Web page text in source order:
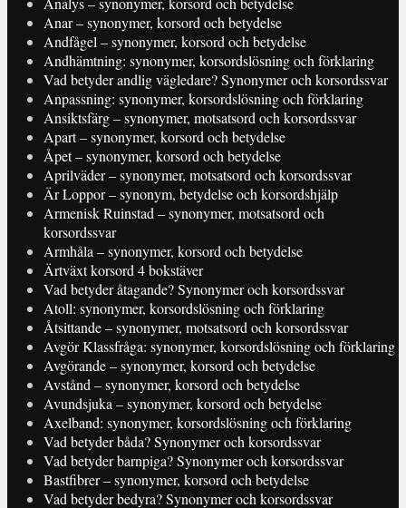
Anar – synonymer, korsord och betydelse
Andfågel – synonymer, korsord och betydelse
Andhämtning: synonymer, korsordslösning och förklaring
Vad betyder andlig vägledare? Synonymer och korsordssvar
Anpassning: synonymer, korsordslösning och förklaring
Ansiktsfärg – synonymer, motsatsord och korsordssvar
Apart – synonymer, korsord och betydelse
Åpet – synonymer, korsord och betydelse
Aprilväder – synonymer, motsatsord och korsordssvar
Är Loppor – synonym, betydelse och korsordshjälp
Armenisk Ruinstad – synonymer, motsatsord och
korsordssvar
Armhåla – synonymer, korsord och betydelse
Ärtväxt korsord 4 bokstäver
Vad betyder åtagande? Synonymer och korsordssvar
Atoll: synonymer, korsordslösning och förklaring
Åtsittande – synonymer, motsatsord och korsordssvar
Avgör Klassfråga: synonymer, korsordslösning och förklaring
Avgörande – synonymer, korsord och betydelse
Avstånd – synonymer, korsord och betydelse
Avundsjuka – synonymer, korsord och betydelse
Axelband: synonymer, korsordslösning och förklaring
Vad betyder båda? Synonymer och korsordssvar
Vad betyder barnpiga? Synonymer och korsordssvar
Bastfibrer – synonymer, korsord och betydelse
Vad betyder bedyra? Synonymer och korsordssvar